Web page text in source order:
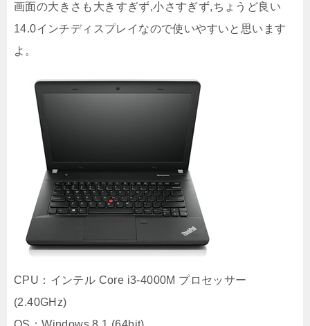
画面の大きさも大きすぎず,小さすぎず,ちょうど良い
14.0インチディスプレイなので使いやすいと思います
よ。
CPU：インテル Core i3-4000M プロセッサー
(2.40GHz)